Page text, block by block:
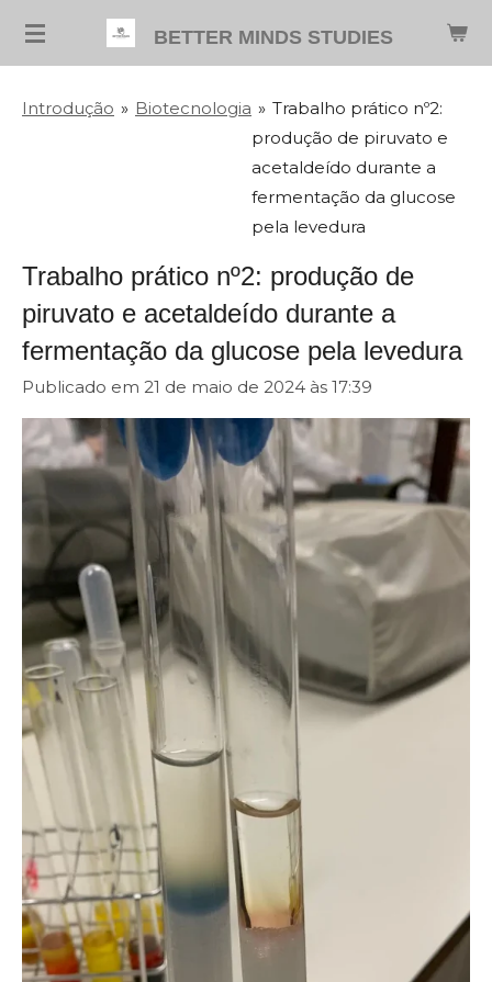
Salta
conteúdo
BETTER MINDS STUDIES
Introdução » Biotecnologia » Trabalho prático nº2:
produção de piruvato e
acetaldeído durante a
fermentação da glucose
pela levedura
Trabalho prático nº2: produção de
piruvato e acetaldeído durante a
fermentação da glucose pela levedura
Publicado em 21 de maio de 2024 às 17:39